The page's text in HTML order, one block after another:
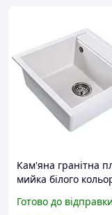
Кам'яна гранітна
мийка білого
кухні квадратна
Готово до відправки